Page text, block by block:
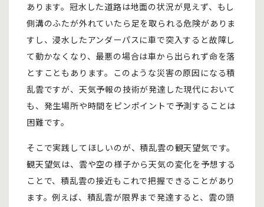
あります。冠水した道路は地面の状況が見えず、もし
側溝のふたが外れていたら足を取られる危険がありま
すし、浸水したアンダーパスに車で突入すると故障し
て動かなくなり、最悪の場合は車から出られず命を落
とすこともあります。このような災害の原因になる積
乱雲ですが、天気予報の技術が発達した現代において
も、発生場所や時間をピンポイントで予測することは
困難です。
そこで実践してほしいのが、積乱雲の観天望気です。
観天望気は、雲や空の様子から天気の変化を予想する
ことで、積乱雲の接近もこれで把握できることがあり
ます。例えば、積乱雲が限界まで発達すると、雲の頭